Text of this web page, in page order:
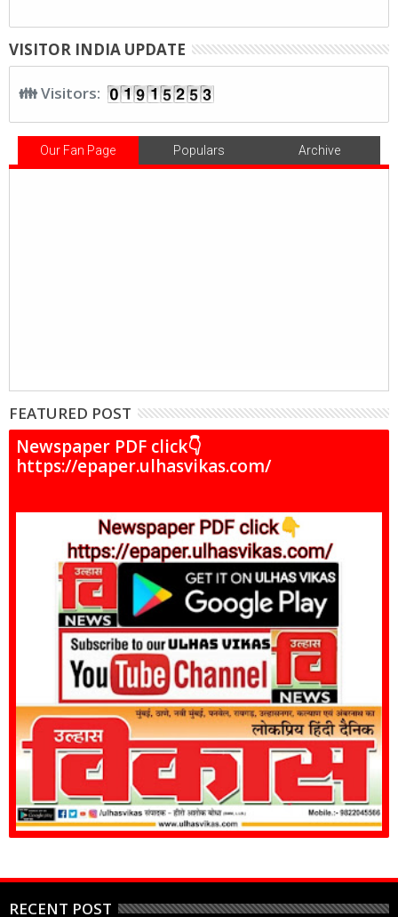
VISITOR INDIA UPDATE
👪 Visitors:
Our Fan Page Populars Archive
FEATURED POST
Newspaper PDF click👇
https://epaper.ulhasvikas.com/
RECENT POST